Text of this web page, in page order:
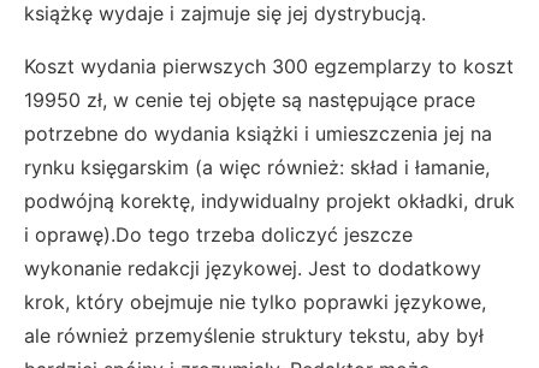
książkę wydaje i zajmuje się jej dystrybucją.
Koszt wydania pierwszych 300 egzemplarzy to koszt
19950 zł, w cenie tej objęte są następujące prace
potrzebne do wydania książki i umieszczenia jej na
rynku księgarskim (a więc również: skład i łamanie,
podwójną korektę, indywidualny projekt okładki, druk
i oprawę).Do tego trzeba doliczyć jeszcze
wykonanie redakcji językowej. Jest to dodatkowy
krok, który obejmuje nie tylko poprawki językowe,
ale również przemyślenie struktury tekstu, aby był